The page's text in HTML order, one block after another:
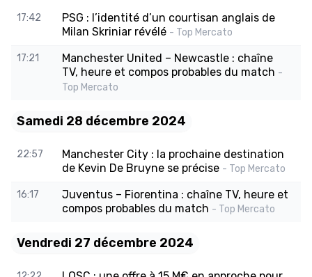
17:42
PSG : l’identité d’un courtisan anglais de
Milan Skriniar révélé - Top Mercato
17:21
Manchester United – Newcastle : chaîne
TV, heure et compos probables du match -
Top Mercato
Samedi 28 décembre 2024
22:57
Manchester City : la prochaine destination
de Kevin De Bruyne se précise - Top Mercato
16:17
Juventus – Fiorentina : chaîne TV, heure et
compos probables du match - Top Mercato
Vendredi 27 décembre 2024